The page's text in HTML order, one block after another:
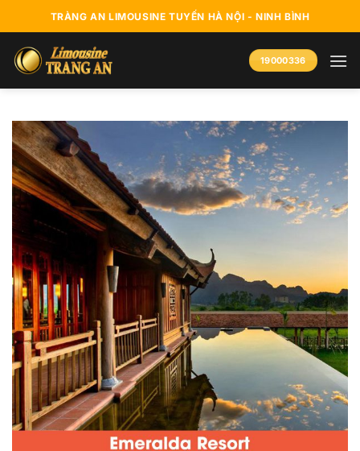
qua
nội
dung
TRÀNG AN LIMOUSINE TUYẾN HÀ NỘI - NINH BÌNH
19000336